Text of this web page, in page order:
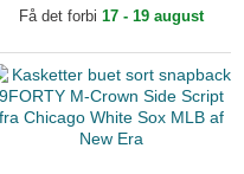
af New Era
Få det forbi 17 - 19 august